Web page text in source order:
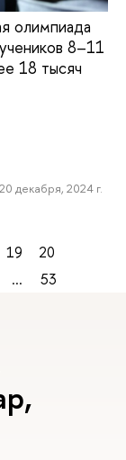
олимпиада
8–11
18 тысяч
20 декабря, 2024 г.
19
20
... 53